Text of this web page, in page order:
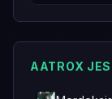
AATROX